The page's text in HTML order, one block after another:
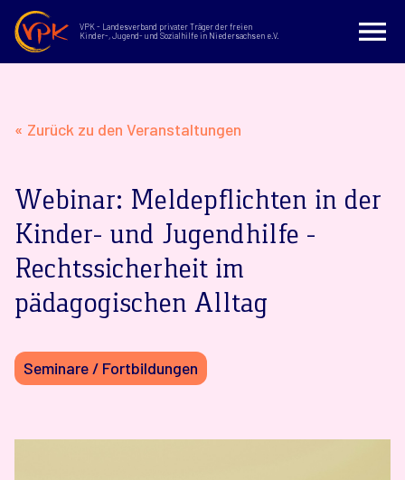
VPK - Landesverband privater Träger der freien
Kinder-, Jugend- und Sozialhilfe in Niedersachsen e.V.
« Zurück zu den Veranstaltungen
Webinar: Meldepflichten in der
Kinder- und Jugendhilfe –
Rechtssicherheit im
pädagogischen Alltag
Seminare / Fortbildungen